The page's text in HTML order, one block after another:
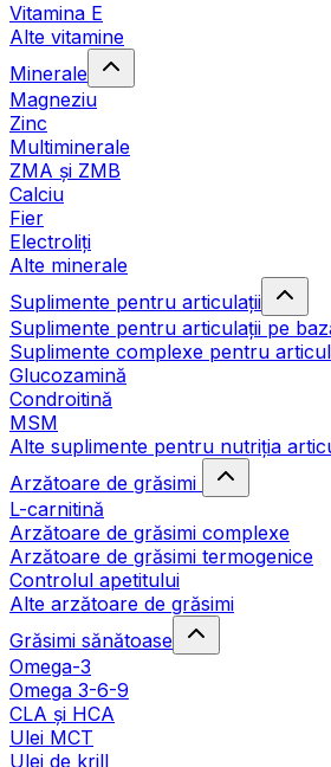
Vitamina E
Alte vitamine
Minerale
Magneziu
Zinc
Multiminerale
ZMA și ZMB
Calciu
Fier
Electroliți
Alte minerale
Suplimente pentru articulații
Suplimente pentru articulații pe
Suplimente complexe pentru
Glucozamină
Condroitină
MSM
Alte suplimente pentru nutriția
Arzătoare de grăsimi
L-carnitină
Arzătoare de grăsimi complexe
Arzătoare de grăsimi termogenice
Controlul apetitului
Alte arzătoare de grăsimi
Grăsimi sănătoase
Omega-3
Omega 3-6-9
CLA şi HCA
Ulei MCT
Ulei de krill